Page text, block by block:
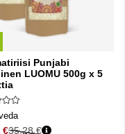
Punjabi
LUOMU 500g x 5
€35.28 €